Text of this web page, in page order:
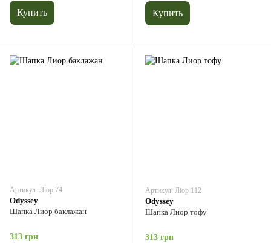
Купить Купить
Артикул: Ліор 74
Odyssey
Шапка Лиор баклажан
313 грн
Артикул: Ліор 112
Odyssey
Шапка Лиор тофу
313 грн